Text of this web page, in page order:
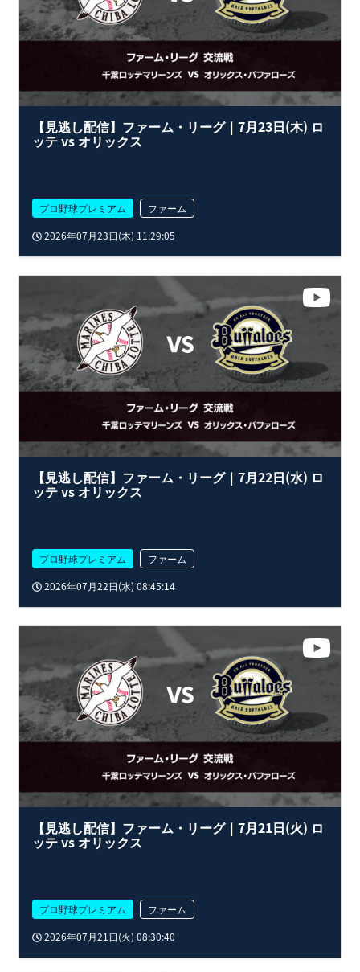
【見逃し配信】ファーム・リーグ｜7月23日(木) ロ
ッテ vs オリックス
プロ野球プレミアム
ファーム
2026年07月23日(木) 11:29:05
【見逃し配信】ファーム・リーグ｜7月22日(水) ロ
ッテ vs オリックス
プロ野球プレミアム
ファーム
2026年07月22日(水) 08:45:14
【見逃し配信】ファーム・リーグ｜7月21日(火) ロ
ッテ vs オリックス
プロ野球プレミアム
ファーム
2026年07月21日(火) 08:30:40